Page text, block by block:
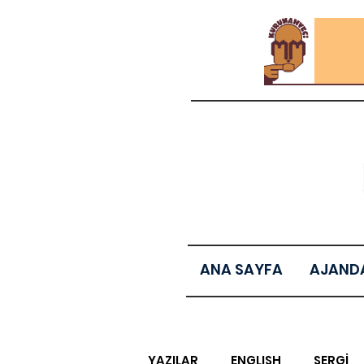
ANA SAYFA
YAZILAR ENGLISH SERGİ